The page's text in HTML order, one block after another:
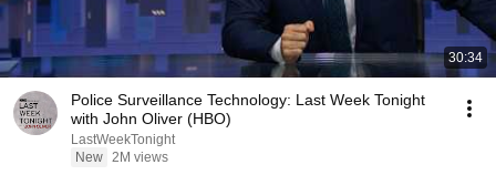
30:34
Police Surveillance Technology: Last Week Tonight
with John Oliver (HBO)
LastWeekTonight
New 2M views